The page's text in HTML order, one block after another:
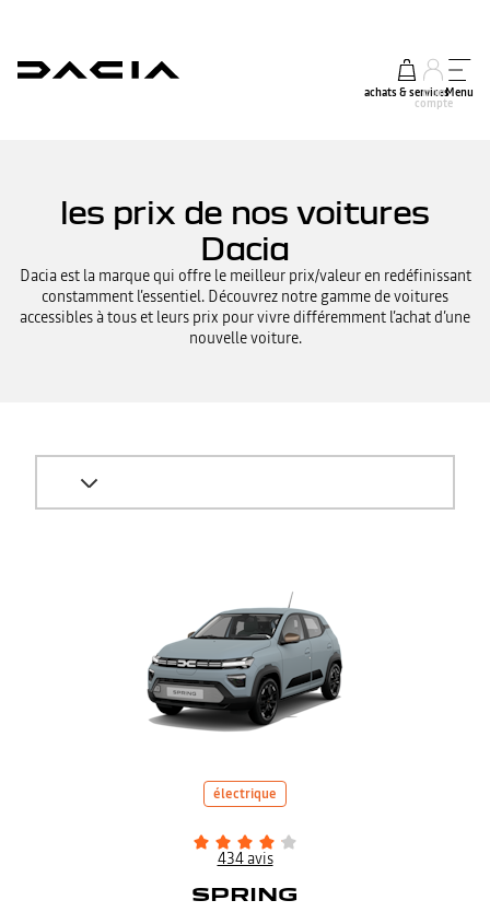
achats & services
mon
compte
Menu
les prix de nos voitures
Dacia
Dacia est la marque qui offre le meilleur prix/valeur en redéfinissant
constamment l’essentiel. Découvrez notre gamme de voitures
accessibles à tous et leurs prix pour vivre différemment l’achat d’une
nouvelle voiture.
électrique
434 avis
SPRING